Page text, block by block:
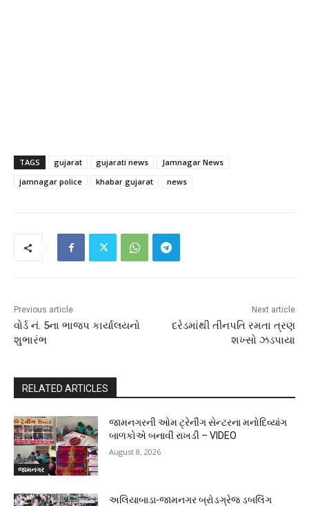
TAGS gujarat gujarati news
Jamnagar News
jamnagar police
khabar gujarat news
Previous article
વોર્ડ નં. 5ના ભાજપ કાર્યાલયનો
શુભારંભ
Next article
દરેડમાંથી તીનપતિ રમતા ત્રણ
શખ્સો ઝડપાયા
RELATED ARTICLES
જામનગર
જામનગરની ઓમ ટ્રેનીંગ સેન્ટરના મનોદિવ્યાંગ
બાળકોએ બનાવી રાખડી – VIDEO
August 8, 2026
અલિયાબાડા-જામનગર બ્રોડગ્રેજ ડબલિંગ